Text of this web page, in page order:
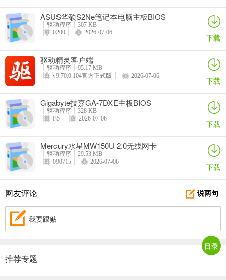
ASUS华硕S2Ne笔记本电脑主板BIOS
驱动程序
307 KB
0200
2026-07-06 下载
驱动精灵客户端
驱动程序
95.17 MB
v9.70.0.104官方正式版
2026-07-06 下载
Gigabyte技嘉GA-7DXE主板BIOS
驱动程序
328 KB
F5
2026-07-06 下载
Mercury水星MW150U 2.0无线网卡
驱动程序
29.53 MB
090715
2026-07-06 下载
说两句
网友评论
我要跟贴
推荐专题
目录